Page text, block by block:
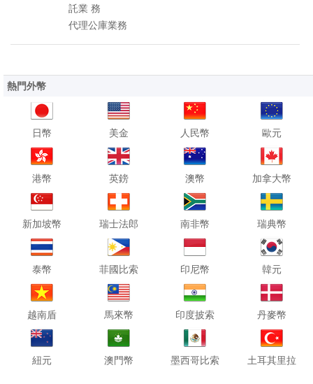
託業 務
代理公庫業務
熱門外幣
日幣 美金 人民幣 歐元
港幣 英鎊 澳幣 加拿大幣
新加坡幣 瑞士法郎 南非幣 瑞典幣
泰幣 菲國比索 印尼幣 韓元
越南盾 馬來幣 印度披索 丹麥幣
紐元 澳門幣 墨西哥比索 土耳其里拉